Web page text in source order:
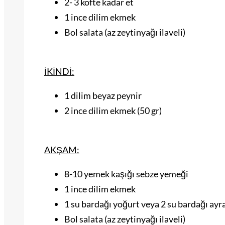
1 ince dilim ekmek
Bol salata (az zeytinyağı ilaveli)
İKİNDİ:
1 dilim beyaz peynir
2 ince dilim ekmek (50 gr)
AKŞAM:
8-10 yemek kaşığı sebze yemeği
1 ince dilim ekmek
1 su bardağı yoğurt veya 2 su bardağı
Bol salata (az zeytinyağı ilaveli)